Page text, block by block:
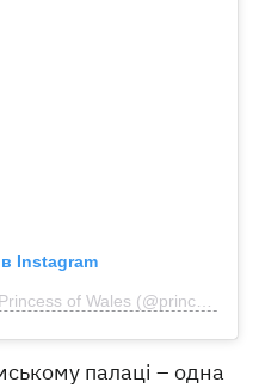
Instagram
палаці – одна